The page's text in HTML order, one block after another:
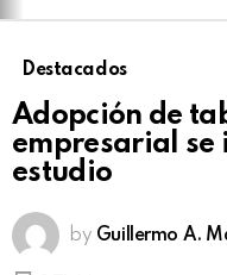
Destacados
Adopción de
empresarial se
estudio
by Guillermo A.